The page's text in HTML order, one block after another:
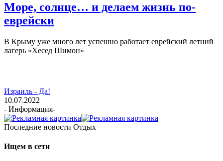
Море, солнце… и делаем жизнь по-
еврейски
В Крыму уже много лет успешно работает еврейский летний
лагерь «Хесед Шимон»
Израиль - Да!
10.07.2022
- Информация-
Последние новости Отдых
Ищем в сети